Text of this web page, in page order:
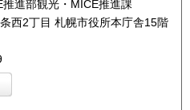
進部観光・MICE推進課
西2丁目 札幌市役所本庁舎15階